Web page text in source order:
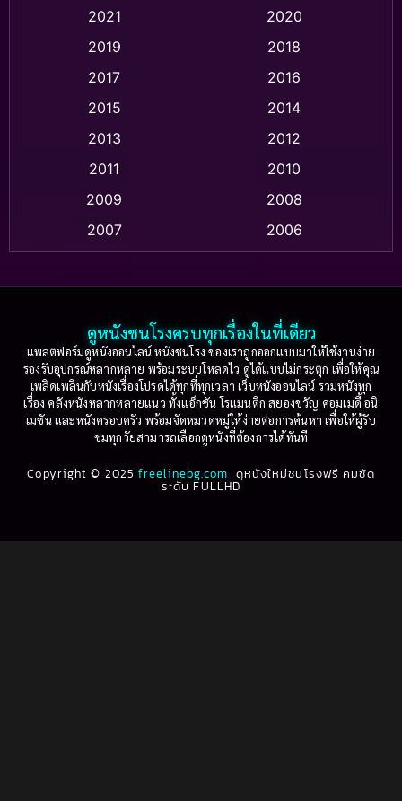
Animation แอนิเมชัน (1)
Animation แอนิเมชั่น (1)
Based on a True Story เรื่องจริง(36)
Based on Novel(16)
Betrayal(1)
Biography(3)
Biography ชีวประวัติ (61)
2021
2020
2019
2018
2017
2016
2015
2014
2013
2012
2011
2010
2009
2008
2007
2006
2003
2002
2001
2000
1999
1998
1997
1996
1995
1994
1993
1992
1991
1990
ดูหนังชนโรงครบทุกเรื่องในที่เดียว
แพลตฟอร์มดูหนังออนไลน์ หนังชนโรง ของเราถูกออกแบบมาให้ใช้งานง่าย
รองรับอุปกรณ์หลากหลาย พร้อมระบบโหลดไว ดูได้แบบไม่กระตุก เพื่อให้คุณ
เพลิดเพลินกับหนังเรื่องโปรดได้ทุกที่ทุกเวลา เว็บหนังออนไลน์ รวมหนังทุก
เรื่อง คลังหนังหลากหลายแนว ทั้งแอ็กชัน โรแมนติก สยองขวัญ คอมเมดี้ อนิ
เมชัน และหนังครอบครัว พร้อมจัดหมวดหมู่ให้ง่ายต่อการค้นหา เพื่อให้ผู้รับ
ชมทุกวัยสามารถเลือกดูหนังที่ต้องการได้ทันที
Copyright © 2025freelinebg.com ดูหนังใหม่ชนโรงฟรี คมชัด
ระดับ FULLHD